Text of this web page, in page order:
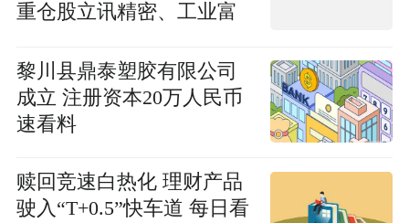
重仓股立讯精密、工业富
黎川县鼎泰塑胶有限公司
成立 注册资本20万人民币
速看料
赎回竞速白热化 理财产品
驶入“T+0.5”快车道 每日看